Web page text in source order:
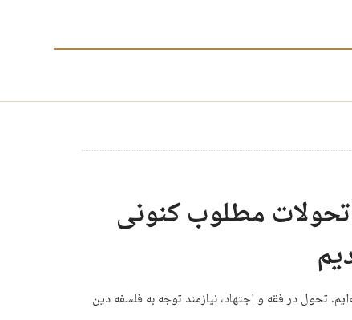
تحولات مطلوب کنونی
تحول در فقه و اجتهاد، نیازمند توجه به فلسفه دین